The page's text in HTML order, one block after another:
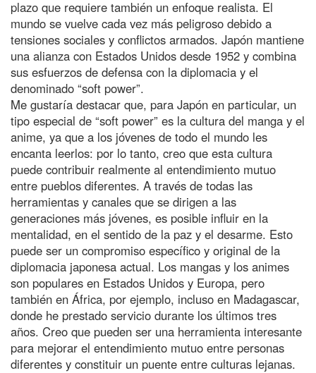
plazo que requiere también un enfoque realista. El
mundo se vuelve cada vez más peligroso debido a
tensiones sociales y conflictos armados. Japón mantiene
una alianza con Estados Unidos desde 1952 y combina
sus esfuerzos de defensa con la diplomacia y el
denominado “soft power”.
Me gustaría destacar que, para Japón en particular, un
tipo especial de “soft power” es la cultura del manga y el
anime, ya que a los jóvenes de todo el mundo les
encanta leerlos: por lo tanto, creo que esta cultura
puede contribuir realmente al entendimiento mutuo
entre pueblos diferentes. A través de todas las
herramientas y canales que se dirigen a las
generaciones más jóvenes, es posible influir en la
mentalidad, en el sentido de la paz y el desarme. Esto
puede ser un compromiso específico y original de la
diplomacia japonesa actual. Los mangas y los animes
son populares en Estados Unidos y Europa, pero
también en África, por ejemplo, incluso en Madagascar,
donde he prestado servicio durante los últimos tres
años. Creo que pueden ser una herramienta interesante
para mejorar el entendimiento mutuo entre personas
diferentes y constituir un puente entre culturas lejanas.